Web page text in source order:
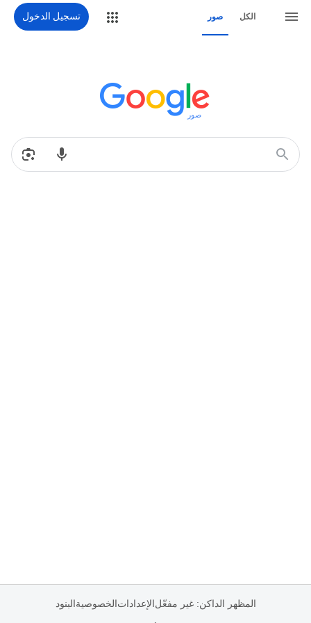
الكل صور تسجيل الدخول
صور
المظهر الداكن: غير مفعّلالإعداداتالخصوصيةالبنود